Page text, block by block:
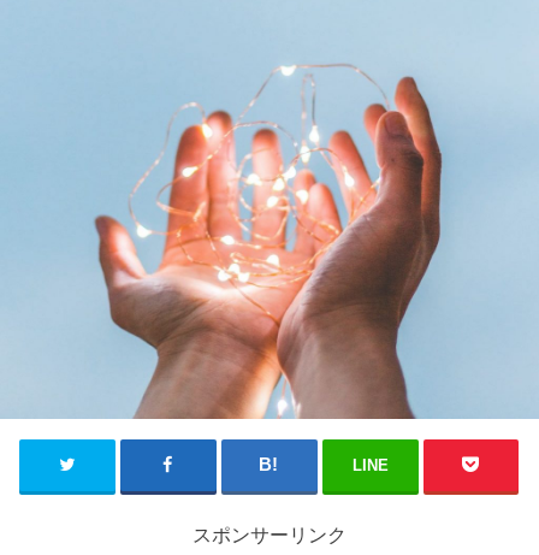
LINE
スポンサーリンク